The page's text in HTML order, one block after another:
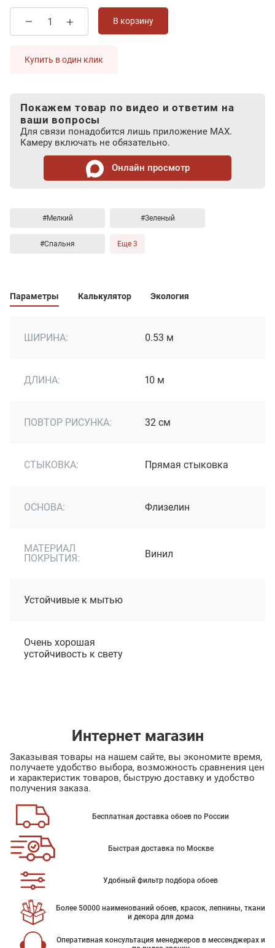
В корзину
Купить в один клик
Покажем товар по видео и ответим на
ваши вопросы
Для связи понадобится лишь приложение MAX.
Камеру включать не обязательно.
Онлайн просмотр
#Мелкий #Зеленый
#Спальня Еще 3
Параметры Калькулятор Экология
ШИРИНА: 0.53 м
ДЛИНА: 10 м
ПОВТОР РИСУНКА: 32 см
СТЫКОВКА: Прямая стыковка
ОСНОВА: Флизелин
МАТЕРИАЛ
ПОКРЫТИЯ:
Винил
Устойчивые к мытью
Очень хорошая
устойчивость к свету
Интернет магазин
Заказывая товары на нашем сайте, вы экономите время,
получаете удобство выбора, возможность сравнения цен
и характеристик товаров, быструю доставку и удобство
получения заказа.
Бесплатная доставка обоев по России
Быстрая доставка по Москве
Удобный фильтр подбора обоев
Более 50000 наименований обоев, красок, лепнины, ткани
и декора для дома
Оперативная консультация менеджеров в мессенджерах и